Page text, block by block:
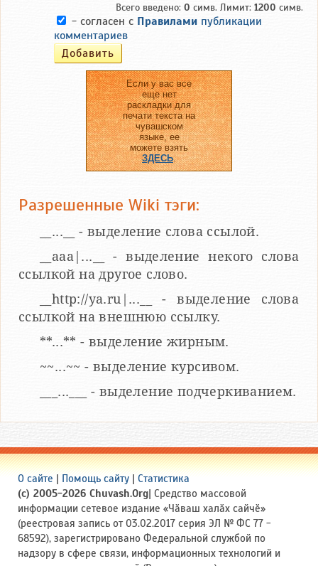
Всего введено: 0 симв. Лимит: 1200 симв.
- согласен с Правилами публикации
комментариев
Если у вас все
еще нет
раскладки для
печати текста на
чувашском
языке, ее
можете взять
ЗДЕСЬ.
Разрешенные Wiki тэги:
__...__ - выделение слова ссылой.
__aaa|...__ - выделение некого слова
ссылкой на другое слово.
__http://ya.ru|...__ - выделение слова
ссылкой на внешнюю ссылку.
**...** - выделение жирным.
~~...~~ - выделение курсивом.
___...___ - выделение подчеркиванием.
О сайте | Помощь сайту | Статистика
(c) 2005-2026 Chuvash.Org| Средство массовой
информации сетевое издание «Чӑваш халӑх сайчӗ»
(реестровая запись от 03.02.2017 серия ЭЛ № ФС 77 -
68592), зарегистрировано Федеральной службой по
надзору в сфере связи, информационных технологий и